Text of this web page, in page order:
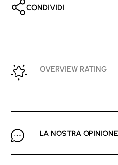
CONDIVIDI
OVERVIEW RATING
LA NOSTRA OPINIONE